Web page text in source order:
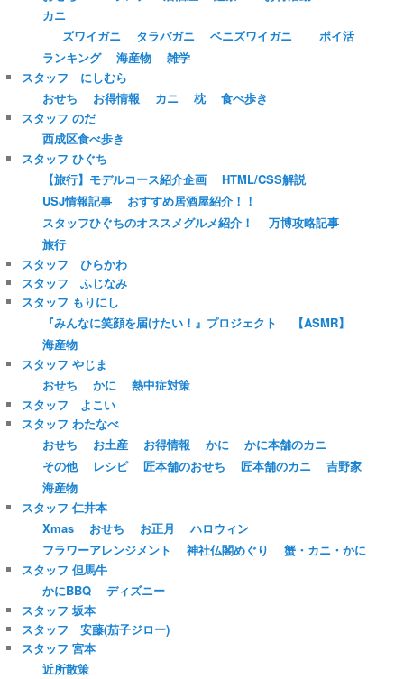
カニ
ズワイガニ
タラバガニ ベニズワイガニ
ポイ活
ランキング
海産物
雑学
スタッフ にしむら
おせち
お得情報 カニ 枕
食べ歩き
スタッフ のだ
西成区食べ歩き
スタッフ ひぐち
【旅行】モデルコース紹介企画
HTML/CSS解説
USJ情報記事
おすすめ居酒屋紹介！！
スタッフひぐちのオススメグルメ紹介！
万博攻略記事
旅行
スタッフ ひらかわ
スタッフ ふじなみ
スタッフ もりにし
『みんなに笑顔を届けたい！』プロジェクト
【ASMR】
海産物
スタッフ やじま
おせち
かに
熱中症対策
スタッフ よこい
スタッフ わたなべ
おせち
お土産 お得情報 かに
かに本舗のカニ
その他
レシピ 匠本舗のおせち 匠本舗のカニ
吉野家
海産物
スタッフ 仁井本
Xmas
おせち お正月
ハロウィン
フラワーアレンジメント
神社仏閣めぐり
蟹・カニ・かに
スタッフ 但馬牛
かにBBQ
ディズニー
スタッフ 坂本
スタッフ 安藤(茄子ジロー)
スタッフ 宮本
近所散策